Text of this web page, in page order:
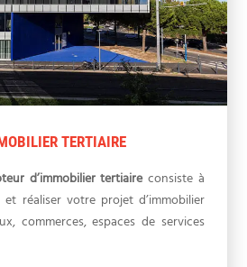
TERTIAIRE
d’immobilier tertiaireconsiste à
réaliser votre projet d’immobilier
commerces, espaces de services